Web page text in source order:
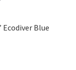
Ecodiver Blue